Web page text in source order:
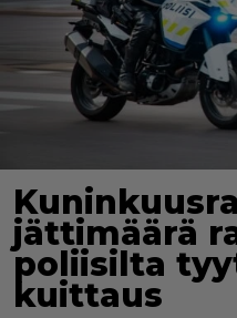
jättimäärä
poliisilta
kuittaus